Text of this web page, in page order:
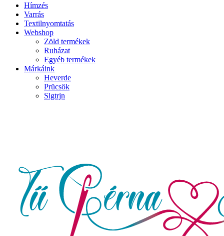
Hímzés
Varrás
Textilnyomtatás
Webshop
Zöld termékek
Ruházat
Egyéb termékek
Márkáink
Heverde
Prücsök
Slgtrjn